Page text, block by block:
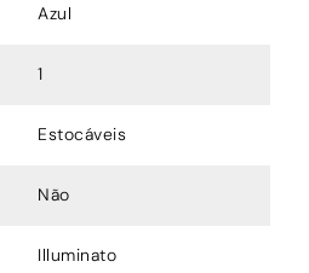
Azul
1
Estocáveis
Não
Illuminato